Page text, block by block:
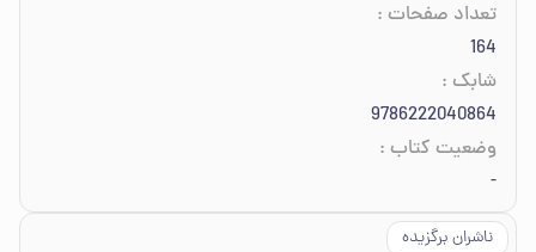
تعداد صفحات :
164
شابک :
9786222040864
وضعیت کتاب :
-
ناشران برگزیده